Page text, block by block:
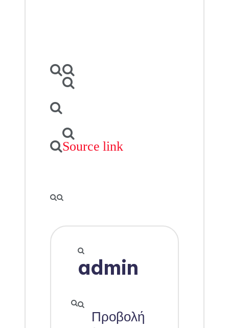
Source link
admin
Προβολή